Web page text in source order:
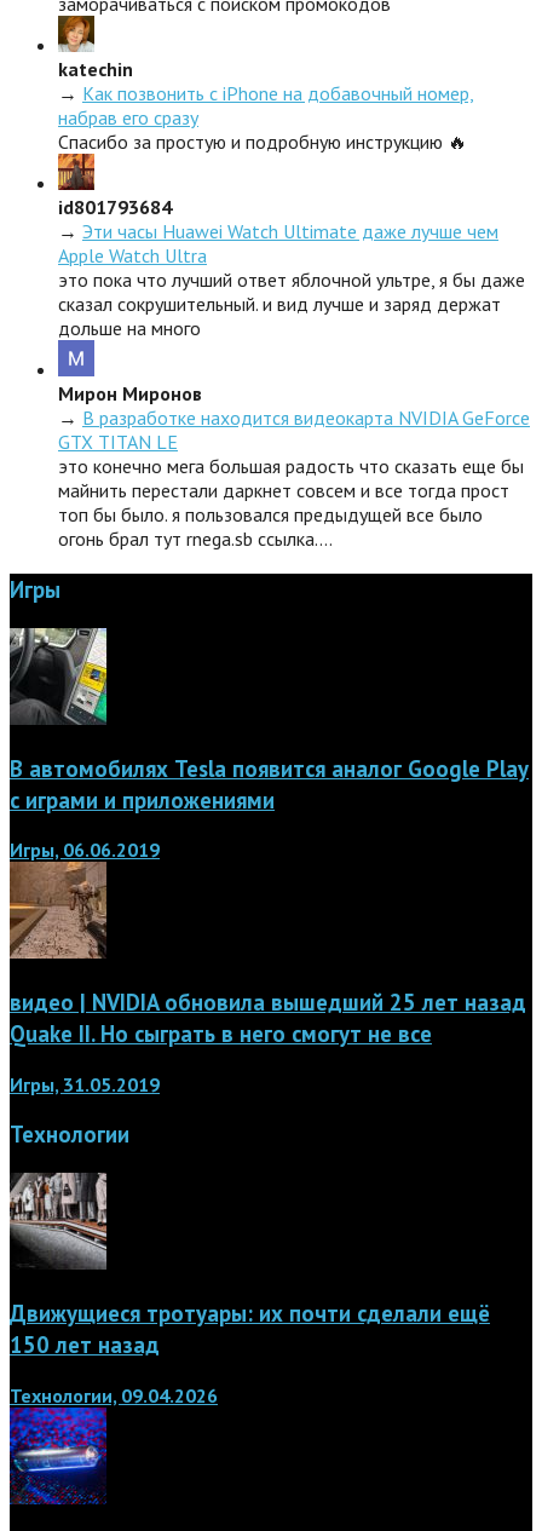
katechin
→ Как позвонить с iPhone на добавочный номер,
набрав его сразу
Спасибо за простую и подробную инструкцию 🔥
id801793684
→ Эти часы Huawei Watch Ultimate даже лучше чем
Apple Watch Ultra
это пока что лучший ответ яблочной ультре, я бы даже
сказал сокрушительный. и вид лучше и заряд держат
дольше на много
Мирон Миронов
→ В разработке находится видеокарта NVIDIA GeForce
GTX TITAN LE
это конечно мега большая радость что сказать еще бы
майнить перестали даркнет совсем и все тогда прост
топ бы было. я пользовался предыдущей все было
огонь брал тут rnega.sb ссылка.…
Игры
В автомобилях Tesla появится аналог Google Play
с играми и приложениями
Игры, 06.06.2019
видео | NVIDIA обновила вышедший 25 лет назад
Quake II. Но сыграть в него смогут не все
Игры, 31.05.2019
Технологии
Движущиеся тротуары: их почти сделали ещё
150 лет назад
Технологии, 09.04.2026